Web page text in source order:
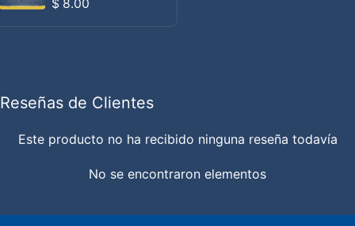
$ 8.00
Reseñas de Clientes
Este producto no ha recibido ninguna reseña todavía
No se encontraron elementos